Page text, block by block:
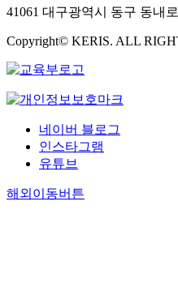
41061 대구광역시 동구 동내
Copyright© KERIS. ALL
네이버 블로그
인스타그램
유튜브
해외이동버튼